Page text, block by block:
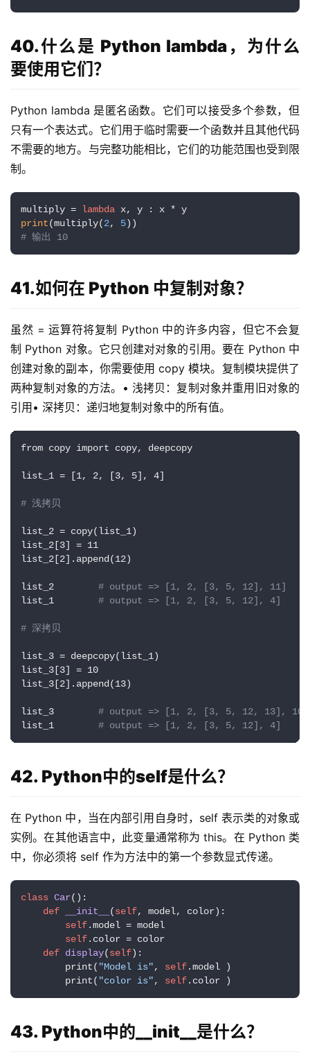
40.什么是 Python lambda，为什么
要使用它们？
Python lambda 是匿名函数。它们可以接受多个参数，但
只有一个表达式。它们用于临时需要一个函数并且其他代码
不需要的地方。与完整功能相比，它们的功能范围也受到限
制。
multiply = lambda
print(multiply(2, 5
# 输出 10
41.如何在 Python 中复制对象？
虽然 = 运算符将复制 Python 中的许多内容，但它不会复
制 Python 对象。它只创建对对象的引用。要在 Python 中
创建对象的副本，你需要使用 copy 模块。复制模块提供了
两种复制对象的方法。• 浅拷贝：复制对象并重用旧对象的
引用• 深拷贝：递归地复制对象中的所有值。
from copy import copy, deepcopy
list_1 = [1, 2, [3, 5], 4]
# 浅拷贝
list_2 = copy(list_1)
list_2[3] = 11
list_2[2].append(12)
list_2 # output => [1, 2, [3, 5, 12], 11]
list_1 # output => [1, 2, [3, 5, 12], 4]
# 深拷贝
list_3 = deepcopy(list_1)
list_3[3] = 10
list_3[2].append(13)
list_3 # output => [1, 2, [3, 5, 12, 13], 10]
list_1 # output => [1, 2, [3, 5, 12], 4]
42. Python中的self是什么？
在 Python 中，当在内部引用自身时，self 表示类的对象或
实例。在其他语言中，此变量通常称为 this。在 Python 类
中，你必须将 self 作为方法中的第一个参数显式传递。
class Car():
def
__init__ (self, model, color):
self.model = model
self.color = color
def display(self):
        print(
"Model is", self.model )
        print(
"color is", self.color )
43. Python中的__init__是什么？